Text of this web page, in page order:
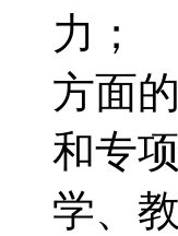
力；
方面
和专
学、